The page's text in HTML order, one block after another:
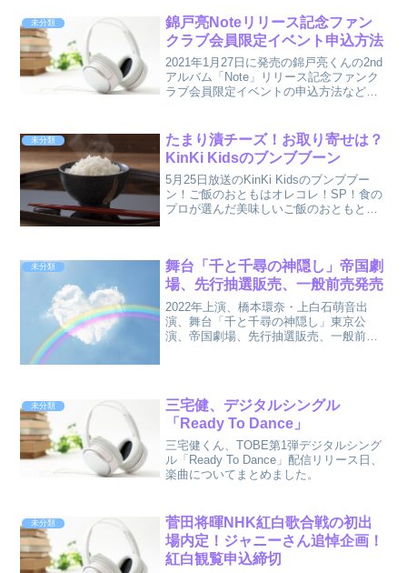
ィーチャー）の運気の上がるパワースト
ーン番組でチラッと紹介していた占いフ
ェスについてもまとめました。
未分類
錦戸亮Noteリリース記念ファン
クラブ会員限定イベント申込方法
2021年1月27日に発売の錦戸亮くんの2nd
アルバム「Note」リリース記念ファンク
ラブ会員限定イベントの申込方法などに
未分類
たまり漬チーズ！お取り寄せは？
KinKi Kidsのブンブブーン
5月25日放送のKinKi Kidsのブンブブー
ン！ご飯のおともはオレコレ！SP！食の
プロが選んだ美味しいご飯のおともと
未分類
舞台「千と千尋の神隠し」帝国劇
場、先行抽選販売、一般前売発売
2022年上演、橋本環奈・上白石萌音出
演、舞台「千と千尋の神隠し」東京公
演、帝国劇場、先行抽選販売、一般前売
未分類
三宅健、デジタルシングル
「Ready To Dance」
三宅健くん、TOBE第1弾デジタルシング
ル「Ready To Dance」配信リリース日、
楽曲についてまとめました。
未分類
菅田将暉NHK紅白歌合戦の初出
場内定！ジャニーさん追悼企画！
紅白観覧申込締切